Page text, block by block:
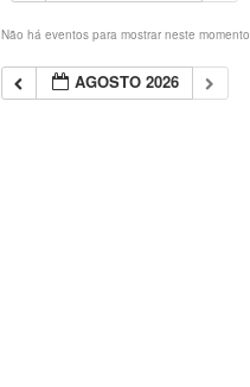
Não há eventos para mostrar neste momento.
AGOSTO 2026